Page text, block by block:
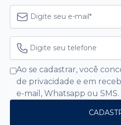
Ao se cadastrar, você
de privacidade e em
e-mail, Whatsapp ou SMS.